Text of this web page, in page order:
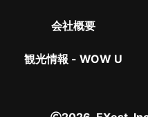
会社概要
観光情報 - WOW U